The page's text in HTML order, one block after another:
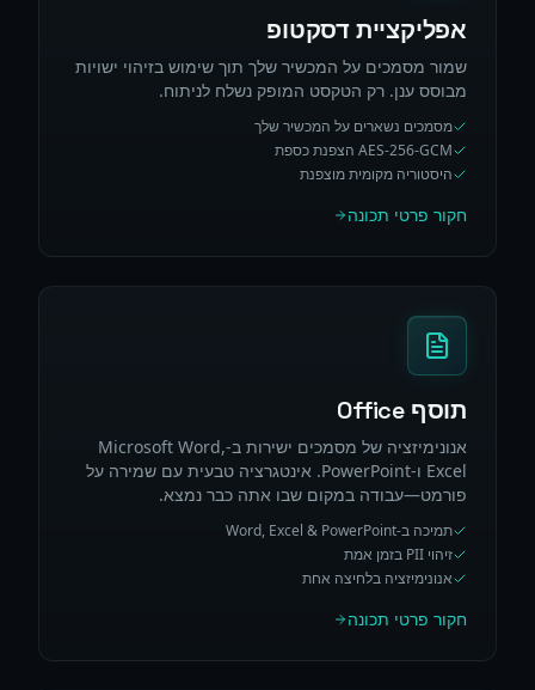
אפליקציית דסקטופ
שמור מסמכים על המכשיר שלך תוך שימוש בזיהוי ישויות
מבוסס ענן. רק הטקסט המופק נשלח לניתוח.
מסמכים נשארים על המכשיר שלך
AES-256-GCM הצפנת כספת
היסטוריה מקומית מוצפנת
חקור פרטי תכונה
תוסף Office
אנונימיזציה של מסמכים ישירות ב-Microsoft Word,
Excel ו-PowerPoint. אינטגרציה טבעית עם שמירה על
פורמט—עבודה במקום שבו אתה כבר נמצא.
תמיכה ב-Word, Excel & PowerPoint
זיהוי PII בזמן אמת
אנונימיזציה בלחיצה אחת
חקור פרטי תכונה